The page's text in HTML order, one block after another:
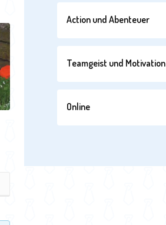
Action und Abenteuer
Teamgeist und Motivation
Online